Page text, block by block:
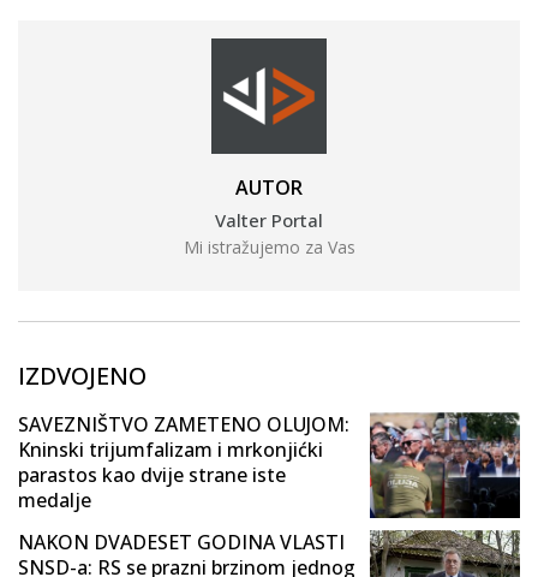
AUTOR
Valter Portal
Mi istražujemo za Vas
IZDVOJENO
SAVEZNIŠTVO ZAMETENO OLUJOM:
Kninski trijumfalizam i mrkonjićki
parastos kao dvije strane iste
medalje
NAKON DVADESET GODINA VLASTI
SNSD-a: RS se prazni brzinom jednog